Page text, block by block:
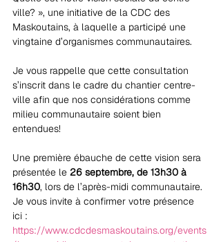
ville? », une initiative de la CDC des
Maskoutains, à laquelle a participé une
vingtaine d’organismes communautaires.
Je vous rappelle que cette consultation
s’inscrit dans le cadre du chantier centre-
ville afin que nos considérations comme
milieu communautaire soient bien
entendues!
Une première ébauche de cette vision sera
présentée le 26 septembre, de 13h30 à
16h30, lors de l’après-midi communautaire.
Je vous invite à confirmer votre présence
ici :
https://www.cdcdesmaskoutains.org/events